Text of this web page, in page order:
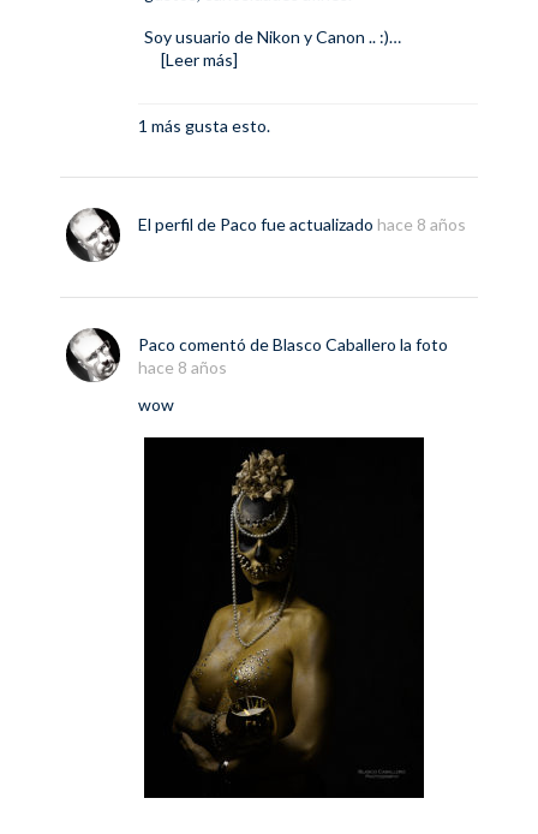
Soy usuario de Nikon y Canon .. :)…
[Leer más]
1 más gusta esto.
El perfil de Paco fue actualizado hace 8 años
Paco comentó deBlasco Caballero la foto
hace 8 años
wow